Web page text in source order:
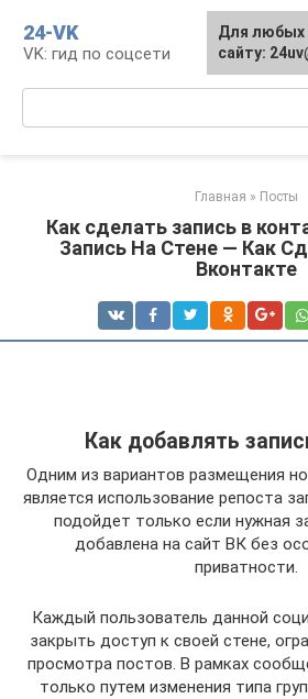
контенту
24-VK
VK: гид по соцсети
Главная » Посты
Как сделать запись в
Запись На Стене — Как
Вконтакте
Как добавлять
Одним из вариантов размещения
является использование репоста
подойдет только если нужная
добавлена на сайт ВК без
приватности.
Каждый пользователь данной
закрыть доступ к своей стене,
просмотра постов. В рамках
только путем изменения типа
Для любых
сайту: